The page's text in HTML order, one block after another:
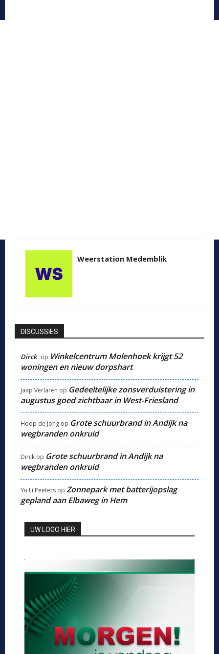
Weerstation Medemblik
DISCUSSIES
Dirck op Winkelcentrum Molenhoek krijgt 52
woningen en nieuw dorpshart
Jaap Verlaren op Gedeeltelijke zonsverduistering in
augustus goed zichtbaar in West-Friesland
Hoop de Jong op Grote schuurbrand in Andijk na
wegbranden onkruid
Dirck op Grote schuurbrand in Andijk na
wegbranden onkruid
Yu Li Peeters op Zonnepark met batterijopslag
gepland aan Elbaweg in Hem
UW LOGO HIER